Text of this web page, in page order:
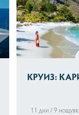
КРУИЗ:
11 дни / 9